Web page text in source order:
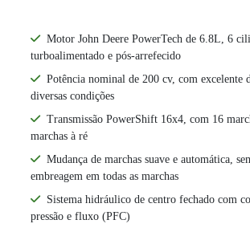
Motor John Deere PowerTech de 6.8L, 6
turboalimentado e pós-arrefecido
Potência nominal de 200 cv, com excelente
diversas condições
Transmissão PowerShift 16x4, com 16
marchas à ré
Mudança de marchas suave e automática,
embreagem em todas as marchas
Sistema hidráulico de centro fechado com
pressão e fluxo (PFC)